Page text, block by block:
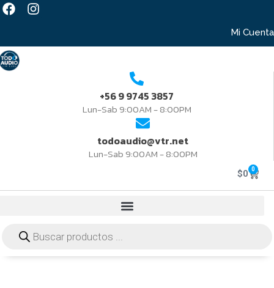
Mi Cuenta
+56 9 9745 3857
Lun-Sab 9:00AM - 8:00PM
todoaudio@vtr.net
Lun-Sab 9:00AM - 8:00PM
$0 0